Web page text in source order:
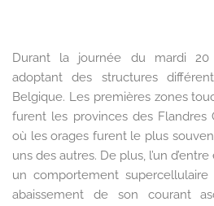
Durant la journée du mardi 20
adoptant des structures
Belgique. Les premières zones
furent les provinces des Flandres
où les orages furent le plus
uns des autres. De plus, l’un
un comportement
abaissement de son courant